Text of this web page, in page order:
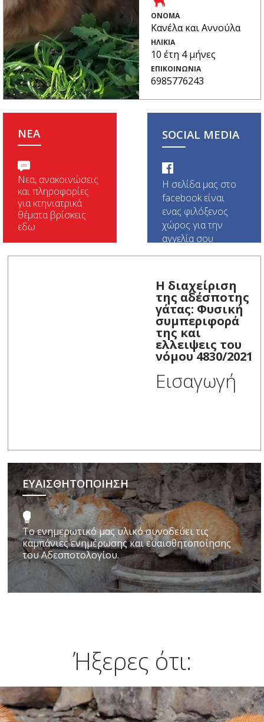
ΟΝΟΜΑ
Κανέλα και Αννούλα
ΗΛΙΚΙΑ
10 έτη 4 μήνες
ΕΠΙΚΟΙΝΩΝΙΑ
6985776243
NEA
Νεα, ανακοινώσεις
και πληροφορίες
για κτηνιατρικά
θέματα βρίσκεις
εδω
SOCIAL MEDIA
Η σελίδα μας στο
facebook είναι
ενας φιλόξενος
χώρος για την
αγγελία σου
Η διαχείριση
της αδέσποτης
γάτας: Φυσική
συμπεριφορά
της και
ελλειψεις του
νόμου 4830/2021
Εισαγωγή
ΕΥΑΙΣΘΗΤΟΠΟΙΗΣΗ
Το ενημερωτικό μας υλικό συνοδεύει τις
καμπάνιες ενημέρωσης και ευαισθητοποίησης
του Αδεσποτολογίου.
Ήξερες ότι: